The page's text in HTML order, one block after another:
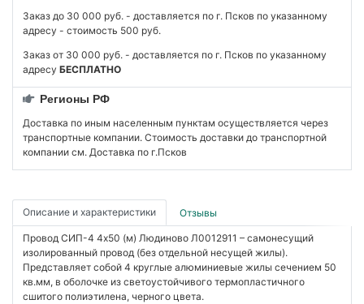
Заказ до 30 000 руб. - доставляется по г. Псков по указанному
адресу - стоимость 500 руб.
Заказ от 30 000 руб. - доставляется по г. Псков по указанному
адресу БЕСПЛАТНО
Регионы РФ
Доставка по иным населенным пунктам осуществляется через
транспортные компании. Стоимость доставки до транспортной
компании см. Доставка по г.Псков
Описание и характеристики Отзывы
Провод СИП-4 4х50 (м) Людиново Л0012911 – самонесущий
изолированный провод (без отдельной несущей жилы).
Представляет собой 4 круглые алюминиевые жилы сечением 50
кв.мм, в оболочке из светоустойчивого термопластичного
сшитого полиэтилена, черного цвета.